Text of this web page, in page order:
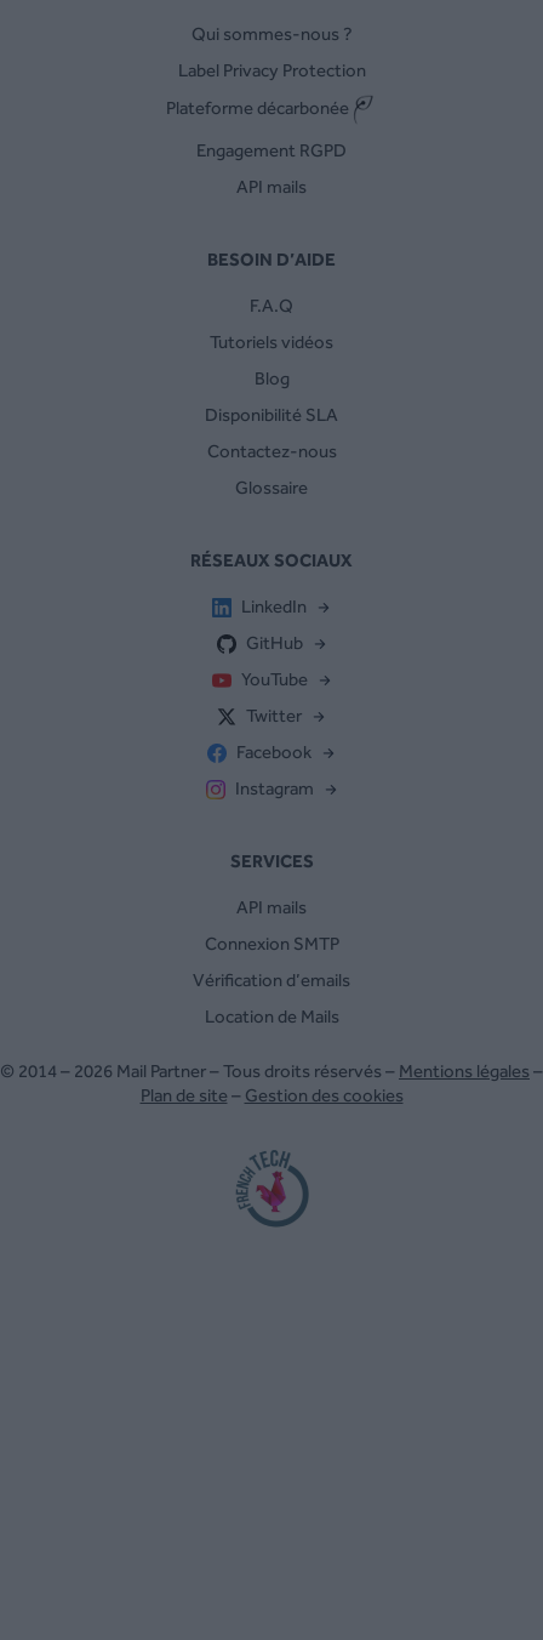
Qui sommes-nous ?
Label Privacy Protection
Plateforme décarbonée
Engagement RGPD
API mails
BESOIN D’AIDE
F.A.Q
Tutoriels vidéos
Blog
Disponibilité SLA
Contactez-nous
Glossaire
RÉSEAUX SOCIAUX
LinkedIn
GitHub
YouTube
Twitter
Facebook
Instagram
SERVICES
API mails
Connexion SMTP
Vérification d’emails
Location de Mails
© 2014 – 2026 Mail Partner – Tous droits réservés – Mentions légales –
Plan de site – Gestion des cookies